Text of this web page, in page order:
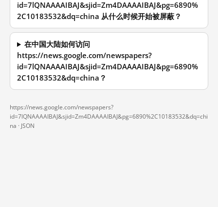
id=7lQNAAAAIBAJ&sjid=Zm4DAAAAIBAJ&pg=6890%
2C10183532&dq=china 从什么时候开始被屏蔽？
在中国大陆如何访问
https://news.google.com/newspapers?
id=7lQNAAAAIBAJ&sjid=Zm4DAAAAIBAJ&pg=6890%
2C10183532&dq=china？
https://news.google.com/newspapers?
id=7lQNAAAAIBAJ&sjid=Zm4DAAAAIBAJ&pg=6890%2C10183532&dq=chi
na · JSON